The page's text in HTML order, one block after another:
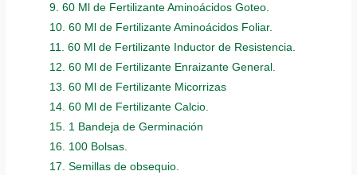
9. 60 Ml de Fertilizante Aminoácidos Goteo.
10. 60 Ml de Fertilizante Aminoácidos Foliar.
11. 60 Ml de Fertilizante Inductor de Resistencia.
12. 60 Ml de Fertilizante Enraizante General.
13. 60 Ml de Fertilizante Micorrizas
14. 60 Ml de Fertilizante Calcio.
15. 1 Bandeja de Germinación
16. 100 Bolsas.
17. Semillas de obsequio.